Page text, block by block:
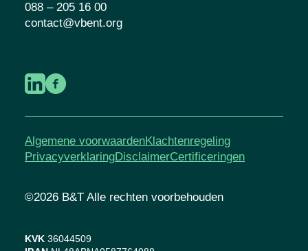
088 – 205 16 00
contact@vbent.org
Algemene voorwaardenKlachtenregeling
PrivacyverklaringDisclaimerCertificeringen
©2026 B&T Alle rechten voorbehouden
KVK 36044509